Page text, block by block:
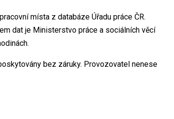
místa z databáze Úřadu práce ČR.
dat je Ministerstvo práce a sociálních věcí
bez záruky. Provozovatel nenese